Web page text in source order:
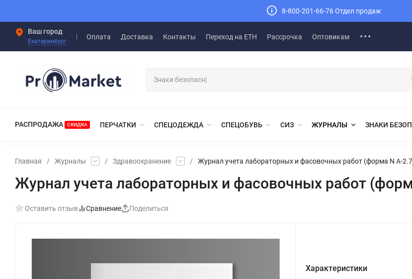
8-800-201-66-76 Отдел продаж
Ваш город
Екатеринбург
Оплата Доставка Контакты Переход на ЕТН Рассрочка Оптовикам
РАСПРОДАЖА СКИДКА ПЕРЧАТКИ СПЕЦОДЕЖДА СПЕЦОБУВЬ СИЗ ЖУРНАЛЫ ЗНАКИ
Главная / Журналы / Здравоохранение / Журнал учета лабораторных и фасовочных работ (форма N А-
Журнал учета лабораторных и фасовочных работ
Оставить отзыв Сравнение Поделиться
Характеристики